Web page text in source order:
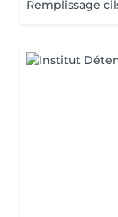
Remplissage